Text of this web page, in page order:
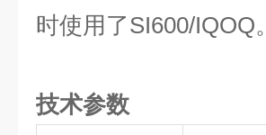
时使用了SI600/IQOQ。
技术参数